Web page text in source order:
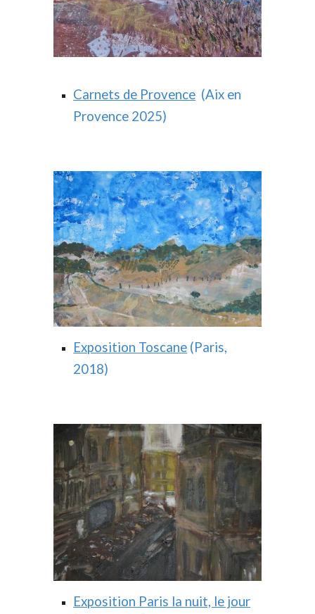
Carnets de Provence (Aix en
Provence 2025)
Exposition Toscane (Paris,
2018)
Exposition Paris la nuit, le jour